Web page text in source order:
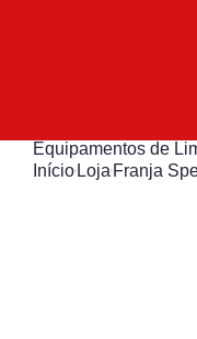
Equipamentos de
Início Loja Franja